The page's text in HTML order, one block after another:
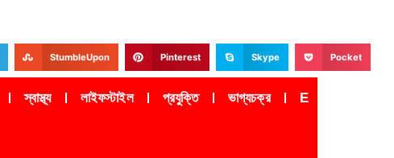
StumbleUpon Pinterest Skype Pocket
স্বাস্থ্য লাইফস্টাইল প্রযুক্তি ভাগ্যচক্র Epaper